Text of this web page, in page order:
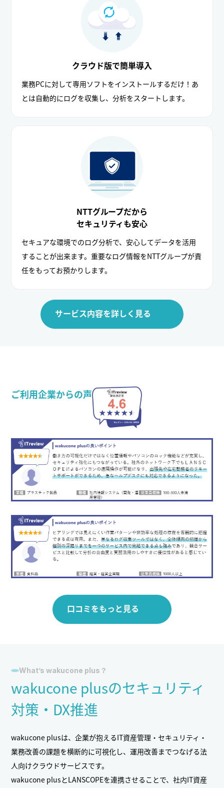
クラウド版で簡単導入
業務PCに対して専用ソフトをインストールするだけ！あ
とは自動的にログを収集し、分析をスタートします。
NTTグループだから
セキュリティも安心
セキュアな環境でのログ分析で、安心してデータを活用
することが出来ます。重要なログ情報をNTTグループが責
任をもってお預かりします。
サービス内容を詳しく見る
ご利用企業からの声
口コミをもっと見る
What’s wakucone plus？
wakucone plusのセキュリティ
対策・ DX推進
wakucone plusは、企業が抱えるIT資産管理・セキュリティ・
業務改善の課題を横断的に可視化し、運用改善までつなげる法
人向けクラウドサービスです。
wakucone plusとLANSCOPEを連携させることで、 社内IT資産